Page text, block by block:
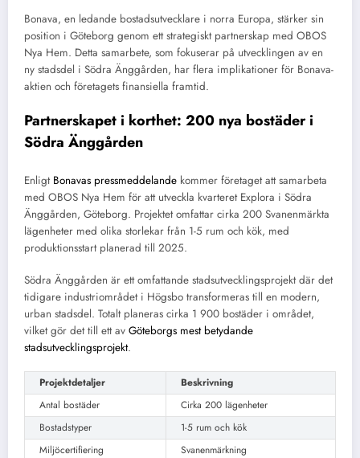
Bonava, en ledande bostadsutvecklare i norra Europa, stärker sin
position i Göteborg genom ett strategiskt partnerskap med OBOS
Nya Hem. Detta samarbete, som fokuserar på utvecklingen av en
ny stadsdel i Södra Änggården, har flera implikationer för Bonava-
aktien och företagets finansiella framtid.
Partnerskapet i korthet: 200 nya bostäder i
Södra Änggården
Enligt Bonavas pressmeddelande kommer företaget att samarbeta
med OBOS Nya Hem för att utveckla kvarteret Explora i Södra
Änggården, Göteborg. Projektet omfattar cirka 200 Svanenmärkta
lägenheter med olika storlekar från 1-5 rum och kök, med
produktionsstart planerad till 2025.
Södra Änggården är ett omfattande stadsutvecklingsprojekt där det
tidigare industriområdet i Högsbo transformeras till en modern,
urban stadsdel. Totalt planeras cirka 1 900 bostäder i området,
vilket gör det till ett av Göteborgs mest betydande
stadsutvecklingsprojekt.
Projektdetaljer
Beskrivning
Antal bostäder
Cirka 200 lägenheter
Bostadstyper
1-5 rum och kök
Miljöcertifiering
Svanenmärkning